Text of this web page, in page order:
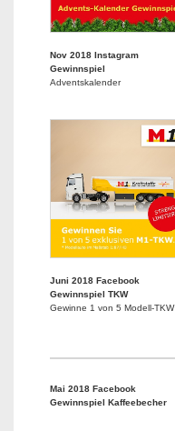
Nov 2018 Instagram
Gewinnspiel
Adventskalender
Juni 2018 Facebook
Gewinnspiel TKW
Gewinne 1 von 5 Modell-TKW
Mai 2018 Facebook
Gewinnspiel Kaffeebecher